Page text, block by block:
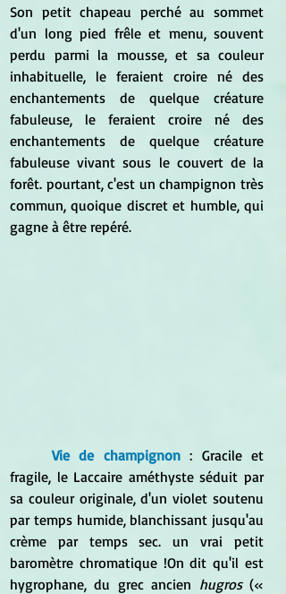
Son petit chapeau perché au sommet
d'un long pied frêle et menu, souvent
perdu parmi la mousse, et sa couleur
inhabituelle, le feraient croire né des
enchantements de quelque créature
fabuleuse, le feraient croire né des
enchantements de quelque créature
fabuleuse vivant sous le couvert de la
forêt. pourtant, c'est un champignon très
commun, quoique discret et humble, qui
gagne à être repéré.
Vie de champignon : Gracile et
fragile, le Laccaire améthyste séduit par
sa couleur originale, d'un violet soutenu
par temps humide, blanchissant jusqu'au
crème par temps sec. un vrai petit
baromètre chromatique !On dit qu'il est
hygrophane, du grec ancien hugros («